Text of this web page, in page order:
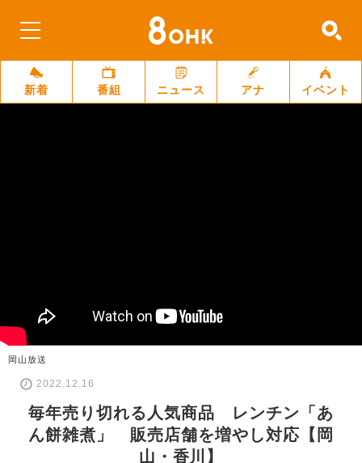
新着 番組 ニュース アナ イベント
岡山放送
2022.12.16
毎年売り切れる人気商品 レンチン「あ
ん餅雑煮」 販売店舗を増やし対応【岡
山・香川】